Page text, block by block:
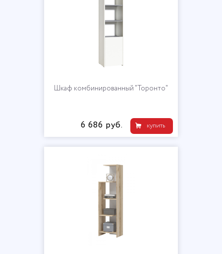
Шкаф комбинированный "Торонто"
купить
6 686 руб.